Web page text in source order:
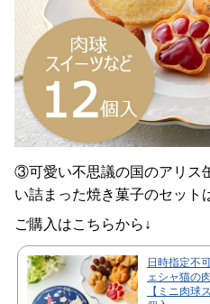
③可愛い不思議の国のアリス
い詰まった焼き菓子のセット
ご購入はこちらから↓
日時指定不
ェシャ猫の
【ミニ肉球